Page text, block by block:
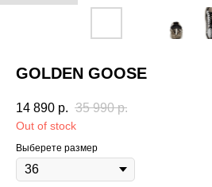
GOLDEN GOOSE
14 890 р. 35 990 р.
Out of stock
Выберете размер